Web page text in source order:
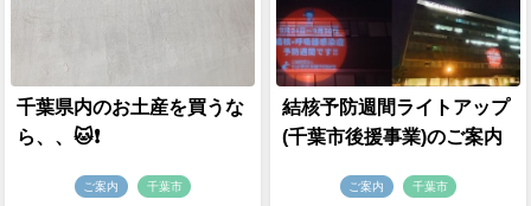
千葉県内のお土産を買うな
ら、、🐱❗️
ご案内 千葉市
結核予防週間ライトアップ
(千葉市後援事業)のご案内
ご案内 千葉市